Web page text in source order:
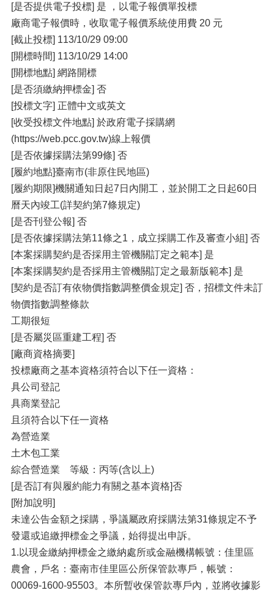
[是否提供電子投標] 是 ，以電子報價單投標
廠商電子報價時，收取電子報價系統使用費 20 元
[截止投標] 113/10/29 09:00
[開標時間] 113/10/29 14:00
[開標地點] 網路開標
[是否須繳納押標金] 否
[投標文字] 正體中文或英文
[收受投標文件地點] 於政府電子採購網
(https://web.pcc.gov.tw)線上報價
[是否依據採購法第99條] 否
[履約地點]臺南市(非原住民地區)
[履約期限]機關通知日起7日內開工，並於開工之日起60日
曆天內竣工(詳契約第7條規定)
[是否刊登公報] 否
[是否依據採購法第11條之1，成立採購工作及審查小組] 否
[本案採購契約是否採用主管機關訂定之範本] 是
[本案採購契約是否採用主管機關訂定之最新版範本] 是
[契約是否訂有依物價指數調整價金規定] 否，招標文件未訂
物價指數調整條款
工期很短
[是否屬災區重建工程] 否
[廠商資格摘要]
投標廠商之基本資格須符合以下任一資格：
具公司登記
具商業登記
且須符合以下任一資格
為營造業
土木包工業
綜合營造業 等級：丙等(含以上)
[是否訂有與履約能力有關之基本資格]否
[附加說明]
未達公告金額之採購，爭議屬政府採購法第31條規定不予
發還或追繳押標金之爭議，始得提出申訴。
1.以現金繳納押標金之繳納處所或金融機構帳號：佳里區
農會，戶名：臺南市佳里區公所保管款專戶，帳號：
00069-1600-95503。本所暫收保管款專戶內，並將收據影